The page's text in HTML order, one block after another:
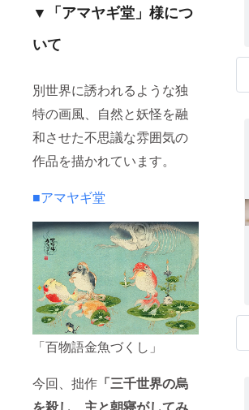
▼「アマヤギ堂」様につ
いて
別世界に誘われるような独
特の画風、自然と妖怪を融
和させた不思議な雰囲気の
作品を描かれています。
■アマヤギ堂
「百物語金魚づくし」
今回、拙作 「三千世界の烏